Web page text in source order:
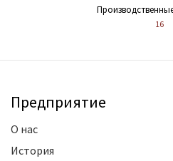
16
Предприятие
О нас
История